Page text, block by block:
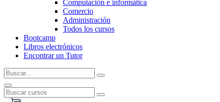
Computación e informática
Comercio
Administración
Todos los cursos
Bootcamp
Libros electrónicos
Encontrar un Tutor